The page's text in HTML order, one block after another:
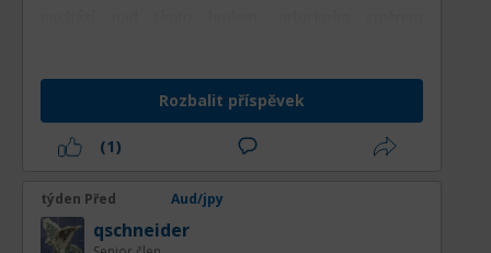
oblast, protože dokázala zastavit předchozí
prudký pokles. Pokud by však byl tento
support proražen, dalším cílem oslabení
bude 108,79, což je hlavní support a
dlouhodobého býčího trendu. Průraz pod
tuto úroveň bude signálem, že tržní
Rozbalit příspěvek
(1)
týden Před Aud/jpy
qschneider